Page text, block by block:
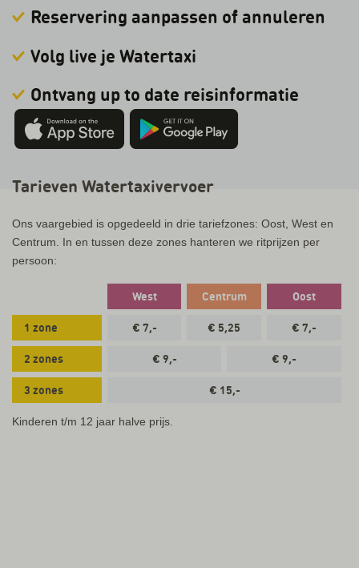
Reservering aanpassen of annuleren
Volg live je Watertaxi
Ontvang up to date reisinformatie
Tarieven Watertaxivervoer
Ons vaargebied is opgedeeld in drie tariefzones: Oost, West en
Centrum. In en tussen deze zones hanteren we ritprijzen per
persoon:
West Centrum Oost
1 zone € 7,- € 5,25 € 7,-
2 zones € 9,- € 9,-
3 zones € 15,-
Kinderen t/m 12 jaar halve prijs.